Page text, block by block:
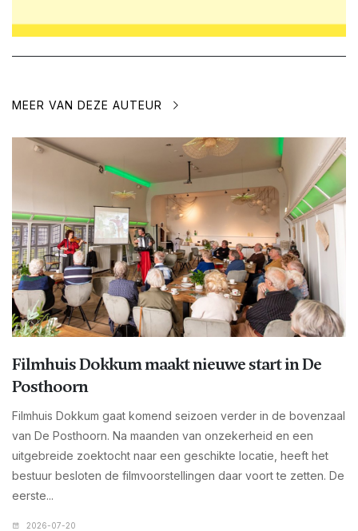
MEER VAN DEZE AUTEUR
Filmhuis Dokkum maakt nieuwe start in De
Posthoorn
Filmhuis Dokkum gaat komend seizoen verder in de bovenzaal
van De Posthoorn. Na maanden van onzekerheid en een
uitgebreide zoektocht naar een geschikte locatie, heeft het
bestuur besloten de filmvoorstellingen daar voort te zetten. De
eerste...
2026-07-20